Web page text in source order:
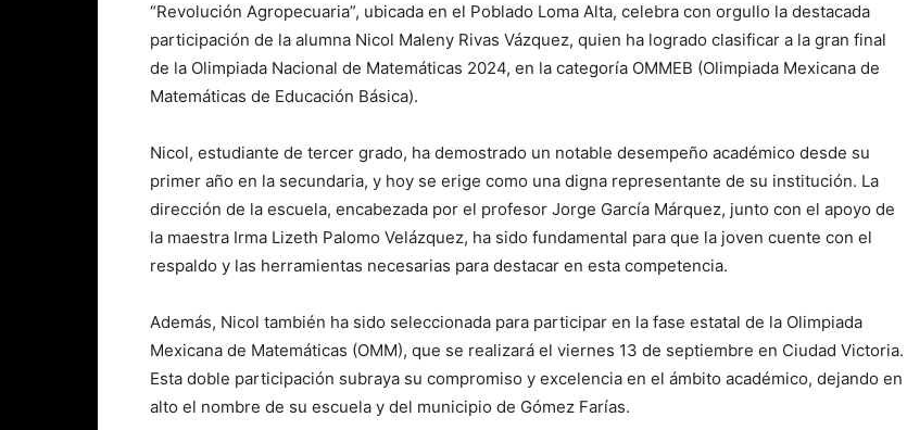
“Revolución Agropecuaria”, ubicada en el Poblado Loma Alta, celebra con orgullo la destacada
participación de la alumna Nicol Maleny Rivas Vázquez, quien ha logrado clasificar a la gran final
de la Olimpiada Nacional de Matemáticas 2024, en la categoría OMMEB (Olimpiada Mexicana de
Matemáticas de Educación Básica).
Nicol, estudiante de tercer grado, ha demostrado un notable desempeño académico desde su
primer año en la secundaria, y hoy se erige como una digna representante de su institución. La
dirección de la escuela, encabezada por el profesor Jorge García Márquez, junto con el apoyo de
la maestra Irma Lizeth Palomo Velázquez, ha sido fundamental para que la joven cuente con el
respaldo y las herramientas necesarias para destacar en esta competencia.
Además, Nicol también ha sido seleccionada para participar en la fase estatal de la Olimpiada
Mexicana de Matemáticas (OMM), que se realizará el viernes 13 de septiembre en Ciudad Victoria.
Esta doble participación subraya su compromiso y excelencia en el ámbito académico, dejando en
alto el nombre de su escuela y del municipio de Gómez Farías.